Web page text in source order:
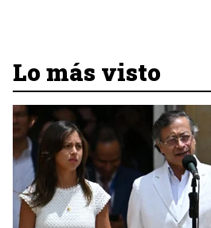
Lo más visto